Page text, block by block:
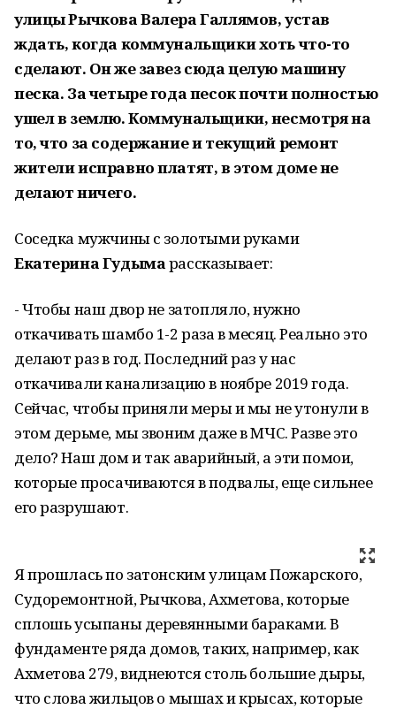
улицы Рычкова Валера Галлямов, устав
ждать, когда коммунальщики хоть что-то
сделают. Он же завез сюда целую машину
песка. За четыре года песок почти полностью
ушел в землю. Коммунальщики, несмотря на
то, что за содержание и текущий ремонт
жители исправно платят, в этом доме не
делают ничего.
Соседка мужчины с золотыми руками
Екатерина Гудымарассказывает:
- Чтобы наш двор не затопляло, нужно
откачивать шамбо 1-2 раза в месяц. Реально это
делают раз в год. Последний раз у нас
откачивали канализацию в ноябре 2019 года.
Сейчас, чтобы приняли меры и мы не утонули в
этом дерьме, мы звоним даже в МЧС. Разве это
дело? Наш дом и так аварийный, а эти помои,
которые просачиваются в подвалы, еще сильнее
его разрушают.
Я прошлась по затонским улицам Пожарского,
Судоремонтной, Рычкова, Ахметова, которые
сплошь усыпаны деревянными бараками. В
фундаменте ряда домов, таких, например, как
Ахметова 279, виднеются столь большие дыры,
что слова жильцов о мышах и крысах, которые